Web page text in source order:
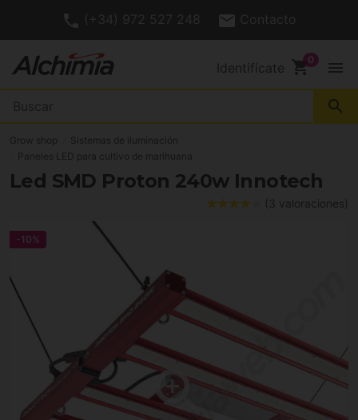
(+34) 972 527 248 Contacto
Identifícate shopping_cart menu
search
Grow shop
Sistemas de iluminación
Paneles LED para cultivo de marihuana
Led SMD Proton 240w Innotech
(3 valoraciones)
-10%